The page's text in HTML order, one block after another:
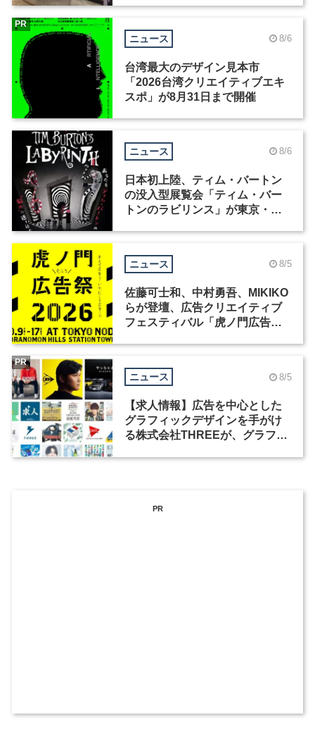
ニュース 8/6
台湾最大のデザイン見本市
「2026台湾クリエイティブエキ
スポ」が8月31日まで開催
PR
ニュース 8/6
日本初上陸、ティム・バートン
の没入型展覧会「ティム・バー
トンのラビリンス」が東京・豊
ニュース 8/5
佐藤可士和、中村勇吾、MIKIKO
らが登壇、広告クリエイティブ
フェスティバル「虎ノ門広告
ニュース 8/5
【求人情報】広告を中心とした
グラフィックデザインを手がけ
る株式会社THREEが、グラフィ
PR
PR